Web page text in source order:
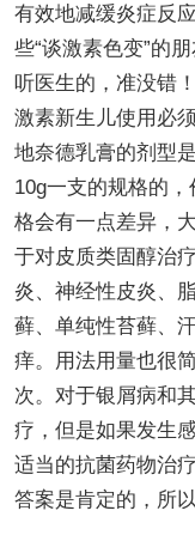
有效地减缓炎症反
些“谈激素色变”的
听医生的，准没错
激素新生儿使用必
地奈德乳膏的剂型
10g一支的规格的
格会有一点差异，
于对皮质类固醇治
炎、神经性皮炎、
藓、单纯性苔藓、
痒。用法用量也很
次。对于银屑病和
疗，但是如果发生
适当的抗菌药物治
答案是肯定的，所